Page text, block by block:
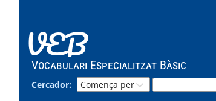
VEB
Vocabulari Especialitzat Bàsic
Cercador: